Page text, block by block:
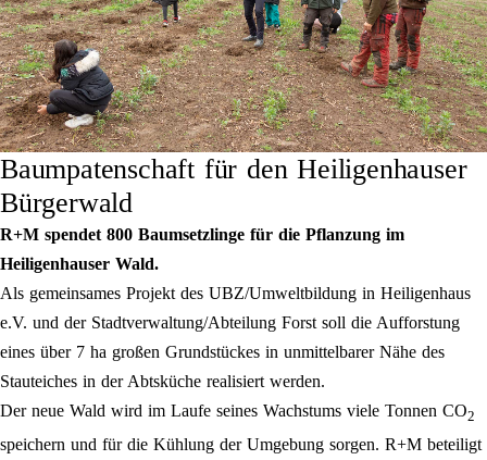
Baumpatenschaft für den Heiligenhauser
Bürgerwald
R+M spendet 800 Baumsetzlinge für die Pflanzung im
Heiligenhauser Wald.
Als gemeinsames Projekt des UBZ/Umweltbildung in Heiligenhaus
e.V. und der Stadtverwaltung/Abteilung Forst soll die Aufforstung
eines über 7 ha großen Grundstückes in unmittelbarer Nähe des
Stauteiches in der Abtsküche realisiert werden.
Der neue Wald wird im Laufe seines Wachstums viele Tonnen CO2
speichern und für die Kühlung der Umgebung sorgen. R+M beteiligt